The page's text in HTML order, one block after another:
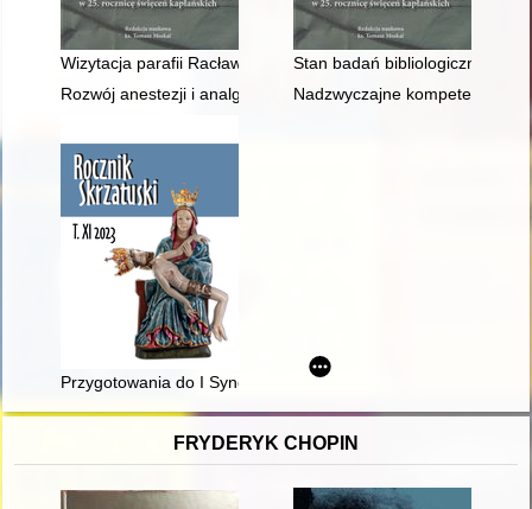
Wizytacja parafii Racławice z 1931 rokuStan badań bibliologicznych o
Rozwój anestezji i analgezji w położnictwie polskim w XIX i XX
Nadzwyczajne kompetencje
Przygotowania do I Synodu Archidiecezji Poznańskiej w 1968 r
FRYDERYK CHOPIN